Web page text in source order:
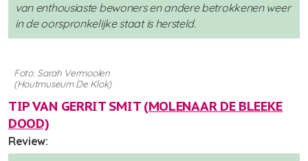
van enthousiaste bewoners en andere betrokkenen weer
in de oorspronkelijke staat is hersteld.
Foto: Sarah Vermoolen
(Houtmuseum De Klok)
TIP VAN GERRIT SMIT (MOLENAAR DE BLEEKE
DOOD)
Review: